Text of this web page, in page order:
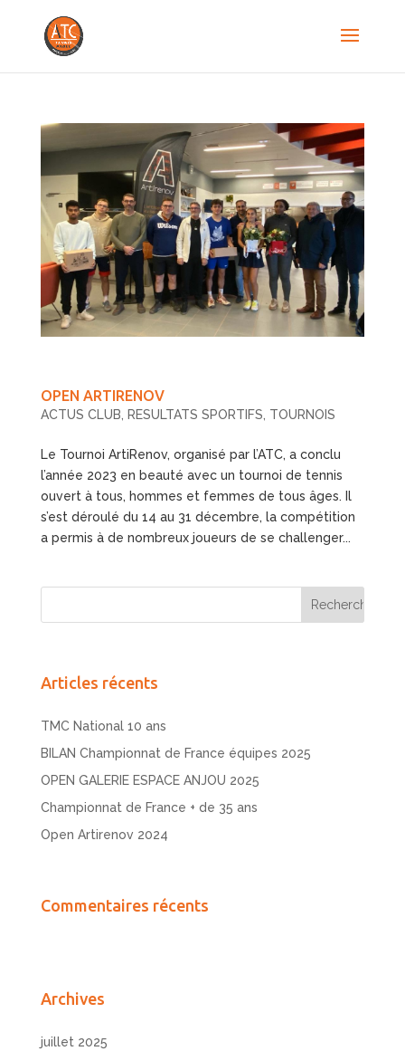
OPEN ARTIRENOV
ACTUS CLUB, RESULTATS SPORTIFS, TOURNOIS
Le Tournoi ArtiRenov, organisé par l’ATC, a conclu
l’année 2023 en beauté avec un tournoi de tennis
ouvert à tous, hommes et femmes de tous âges. Il
s’est déroulé du 14 au 31 décembre, la compétition
a permis à de nombreux joueurs de se challenger...
Articles récents
TMC National 10 ans
BILAN Championnat de France équipes 2025
OPEN GALERIE ESPACE ANJOU 2025
Championnat de France + de 35 ans
Open Artirenov 2024
Commentaires récents
Archives
juillet 2025